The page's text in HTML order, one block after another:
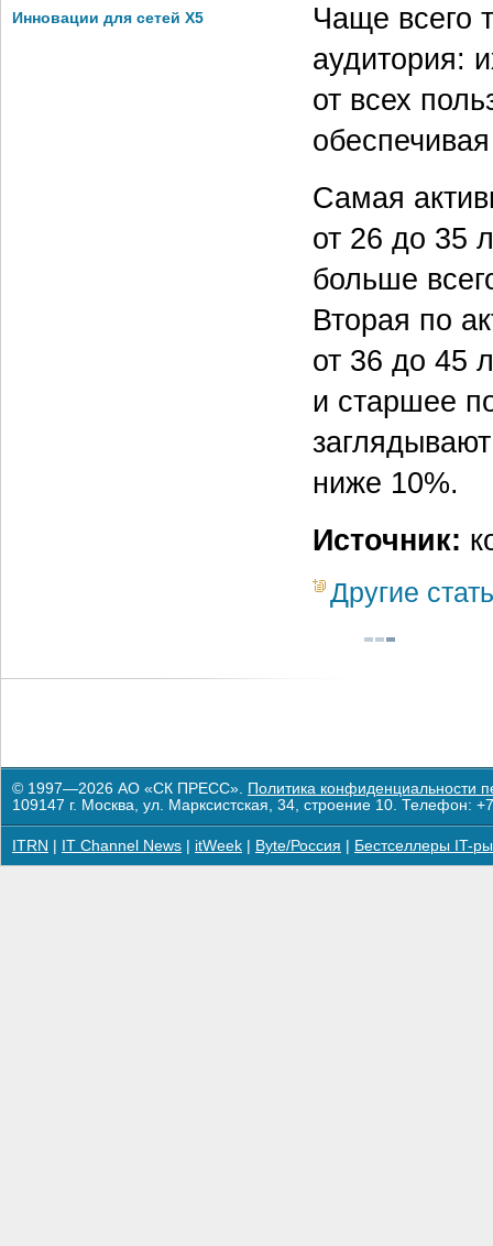
Инновации для сетей X5
Чаще всего
аудитория:
от всех
Самая
от 26 до 35
больше
Вторая по
от 36 до 45
и старшее
ниже 10%.
Источник:
Другие
© 1997—2026 АО «СК ПРЕСС». Политика конфиденциальности
109147 г. Москва, ул. Марксистская, 34, строение 10. Телефон:
ITRN IT Channel News itWeek Byte/Россия Бестселлеры IT-